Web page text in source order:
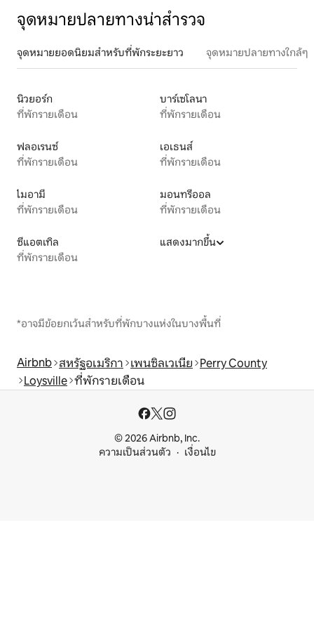
จุดหมายปลายทางน่าสำรวจ
จุดหมายยอดนิยมสำหรับที่พักระยะยาว จุดหมายปลายทางใกล้ๆ
นิวยอร์ก
ที่พักรายเดือน
บาร์เซโลนา
ที่พักรายเดือน
ฟลอเรนซ์
ที่พักรายเดือน
เอเธนส์
ที่พักรายเดือน
ไมอามี
ที่พักรายเดือน
มอนทรีออล
ที่พักรายเดือน
ซีแอตเทิล
ที่พักรายเดือน
แสดงมากขึ้น
*อาจมีข้อยกเว้นสำหรับที่พักบางแห่งในบางพื้นที่
Airbnb สหรัฐอเมริกา เพนซิลเวเนีย Perry County
Loysville ที่พักรายเดือน
© 2026 Airbnb, Inc.
ความเป็นส่วนตัว
เงื่อนไข